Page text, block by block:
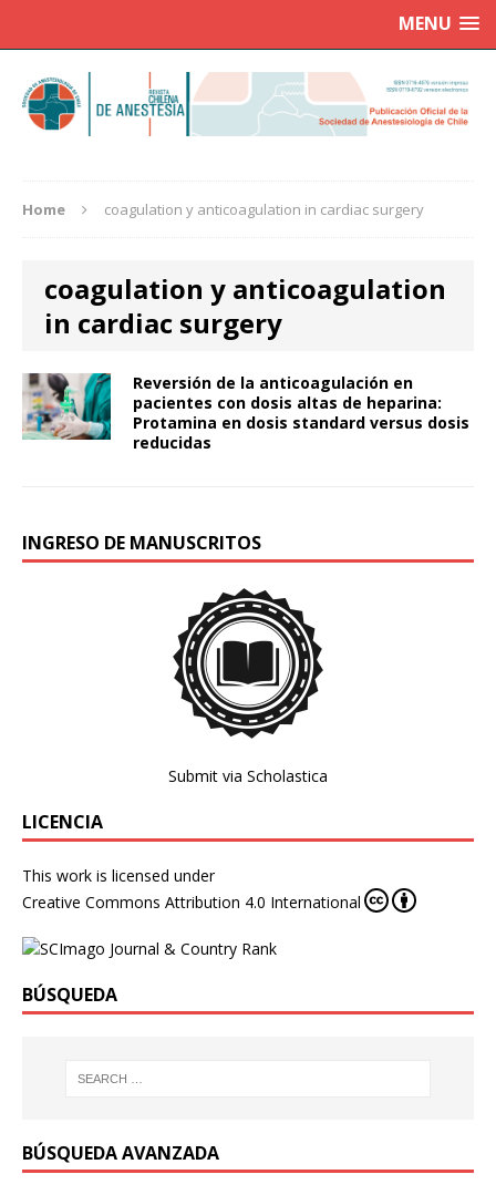
MENU
Home coagulation y anticoagulation in cardiac surgery
coagulation y anticoagulation
in cardiac surgery
Reversión de la anticoagulación en
pacientes con dosis altas de heparina:
Protamina en dosis standard versus dosis
reducidas
INGRESO DE MANUSCRITOS
Submit via Scholastica
LICENCIA
This work is licensed under
Creative Commons Attribution 4.0 International
BÚSQUEDA
BÚSQUEDA AVANZADA